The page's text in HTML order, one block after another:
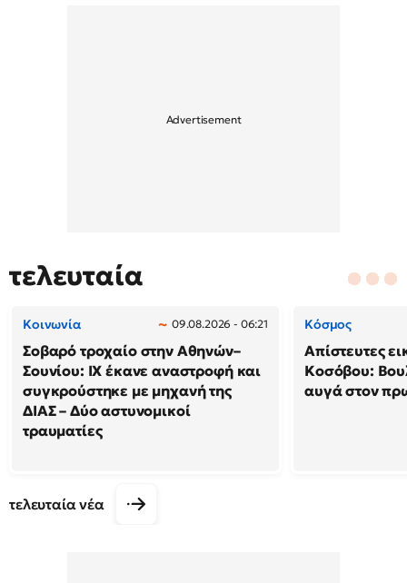
τελευταία
Κοινωνία 09.08.2026 - 06:21
Σοβαρό τροχαίο στην Αθηνών–
Σουνίου: ΙΧ έκανε αναστροφή και
συγκρούστηκε με μηχανή της
ΔΙΑΣ – Δύο αστυνομικοί
τραυματίες
Κόσμος
Απίστευτες
Κοσόβου:
αυγά στον
τελευταία νέα